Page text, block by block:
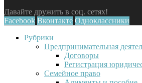
Давайте дружить в соц. сетях!
Facebook Вконтакте Одноклассники
Рубрики
Предпринимательная
Договоры
Регистрация
Семейное право